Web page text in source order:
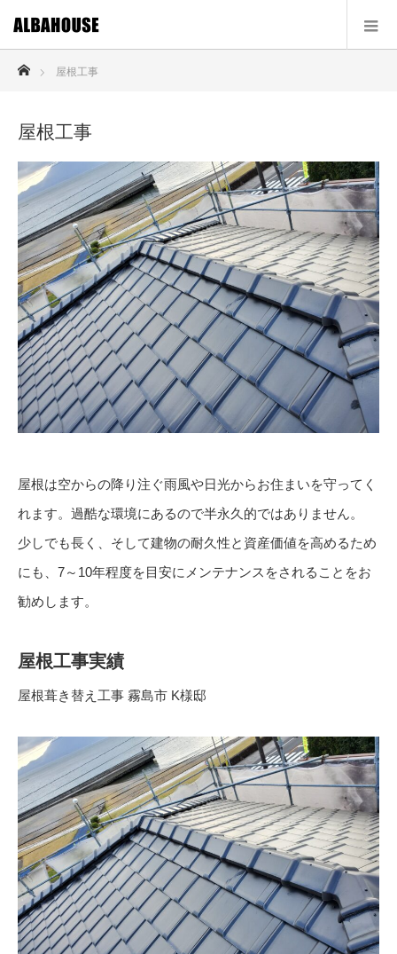
ホーム
屋根工事
屋根工事
屋根は空からの降り注ぐ雨風や日光からお住まいを守ってく
れます。過酷な環境にあるので半永久的ではありません。
少しでも長く、そして建物の耐久性と資産価値を高めるため
にも、7～10年程度を目安にメンテナンスをされることをお
勧めします。
屋根工事実績
屋根葺き替え工事 霧島市 K様邸